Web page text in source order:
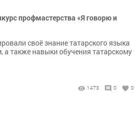
профмастерства «Я говорю и
своё знание татарского языка
а также навыки обучения татарскому
1473 0 0